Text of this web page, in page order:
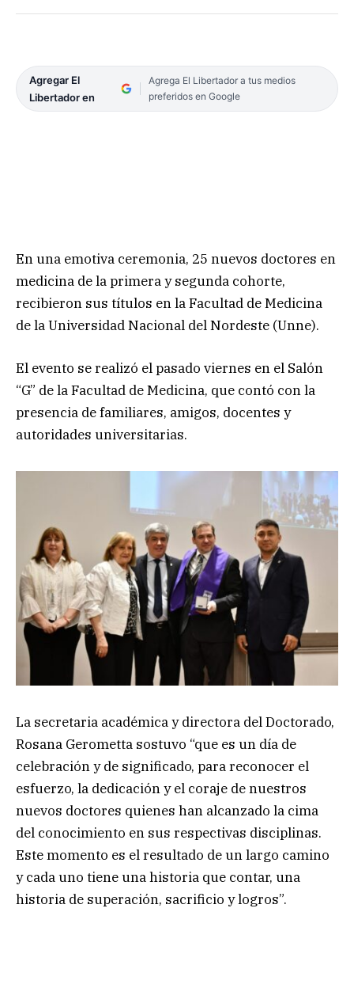
Agregar El
Libertador en
Agrega El Libertador a tus medios
preferidos en Google
En una emotiva ceremonia, 25 nuevos doctores en
medicina de la primera y segunda cohorte,
recibieron sus títulos en la Facultad de Medicina
de la Universidad Nacional del Nordeste (Unne).
El evento se realizó el pasado viernes en el Salón
“G” de la Facultad de Medicina, que contó con la
presencia de familiares, amigos, docentes y
autoridades universitarias.
La secretaria académica y directora del Doctorado,
Rosana Gerometta sostuvo “que es un día de
celebración y de significado, para reconocer el
esfuerzo, la dedicación y el coraje de nuestros
nuevos doctores quienes han alcanzado la cima
del conocimiento en sus respectivas disciplinas.
Este momento es el resultado de un largo camino
y cada uno tiene una historia que contar, una
historia de superación, sacrificio y logros”.